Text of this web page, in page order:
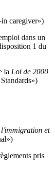
caregiver»)
dans un
1 du
la Loi de 2000
et
pris